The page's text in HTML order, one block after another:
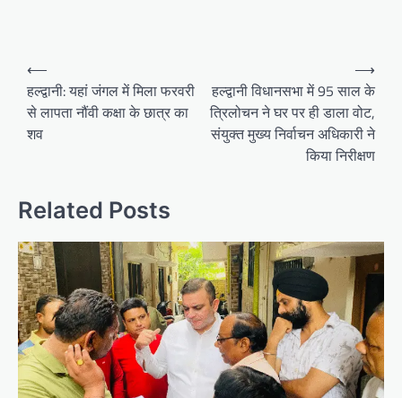
P
o
a
i
g
a
t
i
⟵
हल्द्वानी: यहां जंगल में मिला फरवरी
से लापता नौंवी कक्षा के छात्र का
शव
हल्द्वानी विधानसभा में 95 साल के
त्रिलोचन ने घर पर ही डाला वोट,
संयुक्त मुख्य निर्वाचन अधिकारी ने
किया निरीक्षण
⟶
Related Posts